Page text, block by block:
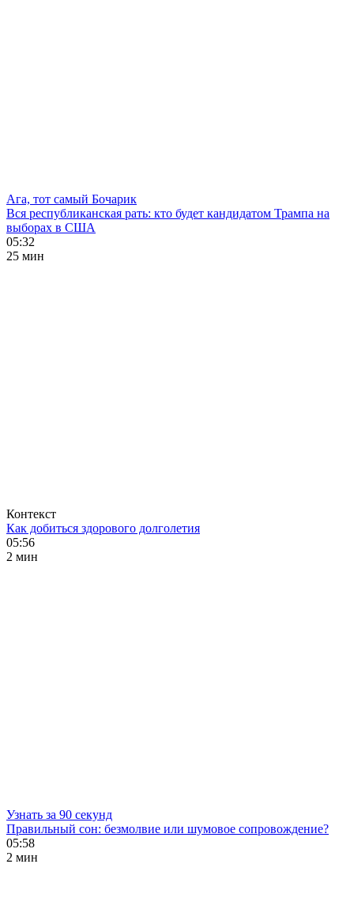
Ага, тот самый Бочарик
Вся республиканская рать: кто будет кандидатом Трампа на
выборах в США
05:32
25 мин
Контекст
Как добиться здорового долголетия
05:56
2 мин
Узнать за 90 секунд
Правильный сон: безмолвие или шумовое сопровождение?
05:58
2 мин